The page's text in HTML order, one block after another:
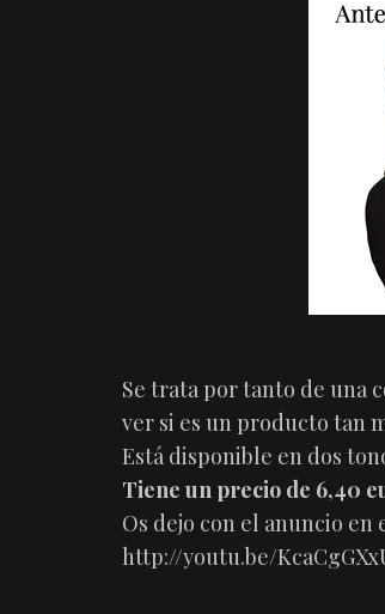
Se trata por tanto de una
ver si es un producto tan
Está disponible en dos
Tiene un precio de 6,40
Os dejo con el anuncio en
http://youtu.be/